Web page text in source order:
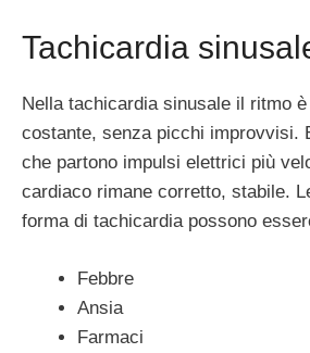
Tachicardia
Nella tachicardia sinusale il ritmo
costante, senza picchi improvvisi.
che partono impulsi elettrici più
cardiaco rimane corretto, stabile.
forma di tachicardia possono
Febbre
Ansia
Farmaci